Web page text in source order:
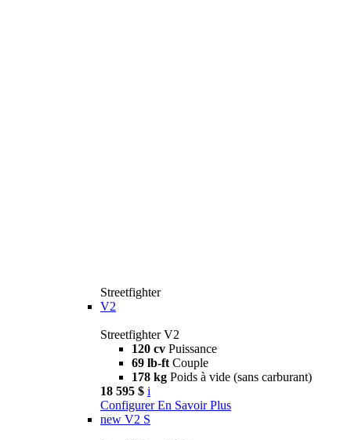
Streetfighter
V2
Streetfighter V2
120 cv Puissance
69 lb-ft Couple
178 kg Poids à vide (sans carburant)
18 595 $ i
Configurer En Savoir Plus
new V2 S